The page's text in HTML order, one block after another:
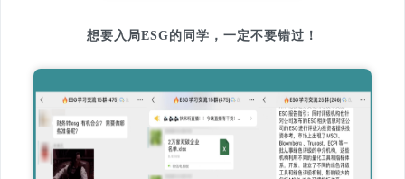
想要入局ESG的同学，一定不要错过！